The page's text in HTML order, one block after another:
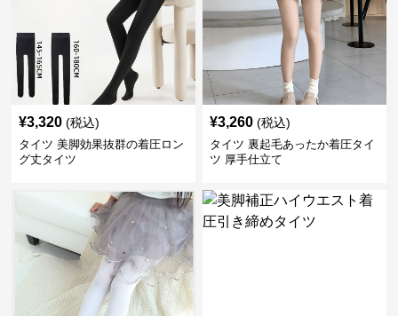
¥3,320 (税込)
タイツ 美脚効果抜群の着圧ロン
グ丈タイツ
¥3,260 (税込)
タイツ 裏起毛あったか着圧タイ
ツ 厚手仕立て